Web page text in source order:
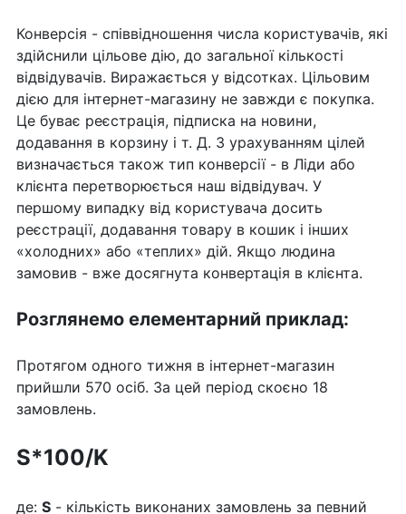
Конверсія - співвідношення числа користувачів, які
здійснили цільове дію, до загальної кількості
відвідувачів. Виражається у відсотках. Цільовим
дією для інтернет-магазину не завжди є покупка.
Це буває реєстрація, підписка на новини,
додавання в корзину і т. Д. З урахуванням цілей
визначається також тип конверсії - в Ліди або
клієнта перетворюється наш відвідувач. У
першому випадку від користувача досить
реєстрації, додавання товару в кошик і інших
«холодних» або «теплих» дій. Якщо людина
замовив - вже досягнута конвертація в клієнта.
Розглянемо елементарний приклад:
Протягом одного тижня в інтернет-магазин
прийшли 570 осіб. За цей період скоєно 18
замовлень.
S*100/K
де: S- кількість виконаних замовлень за певний